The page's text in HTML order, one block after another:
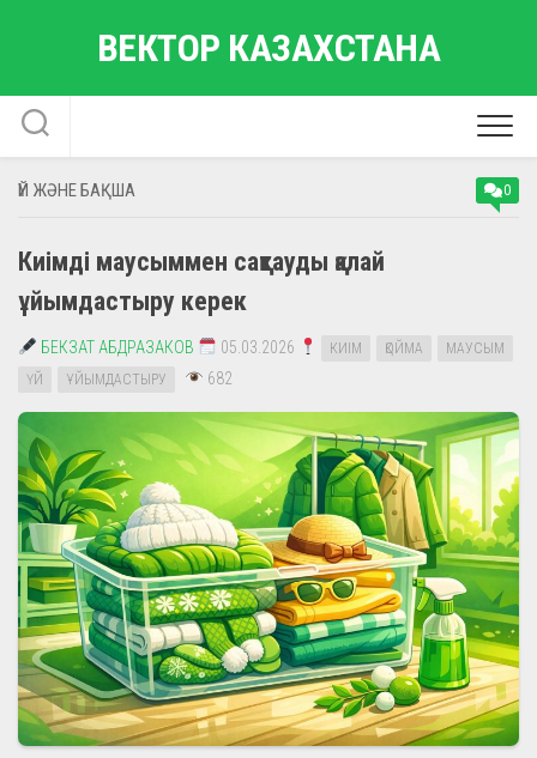
ВЕКТОР КАЗАХСТАНА
ҮЙ ЖӘНЕ БАҚША 0
Киімді маусыммен сақтауды қалай
ұйымдастыру керек
БЕКЗАТ АБДРАЗАКОВ 05.03.2026 КИІМ ҚОЙМА
МАУСЫМ
ҮЙ
ҰЙЫМДАСТЫРУ 682